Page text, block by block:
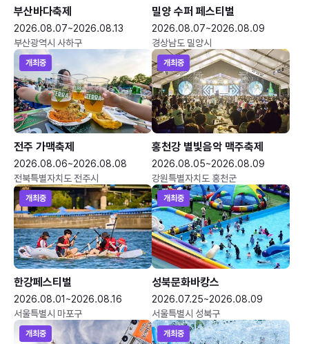
부산바다축제
2026.08.07~2026.08.13
부산광역시 사하구
밀양 수퍼 페스티벌
2026.08.07~2026.08.09
경상남도 밀양시
개최중
전주 가맥축제
2026.08.06~2026.08.08
전북특별자치도 전주시
개최중
홍천강 별빛음악 맥주축제
2026.08.05~2026.08.09
강원특별자치도 홍천군
개최중
한강페스티벌
2026.08.01~2026.08.16
서울특별시 마포구
개최중
성북문화바캉스
2026.07.25~2026.08.09
서울특별시 성북구
개최중 개최중